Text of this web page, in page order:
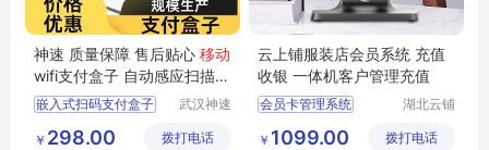
神速 质量保障 售后贴心 移动
wifi支付盒子 自动感应扫描
口碑较好
嵌入式扫码支付盒子
超市收款支付盒子
武汉神速
公司
￥ 298.00 拨打电话
云上铺服装店会员系统 充值
收银 一体机客户管理充值
会员卡管理系统
童装店收银一体机
湖北云铺
有限公司
￥ 1099.00 拨打电话